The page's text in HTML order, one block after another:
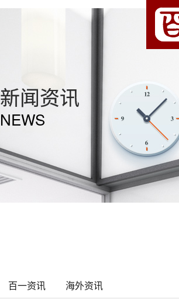
新闻资讯
NEWS
百一资讯 海外资讯